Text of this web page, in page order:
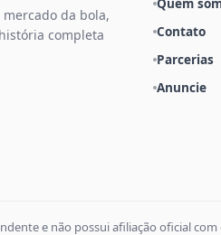
da bola,
completa
Contato
Parcerias
Anuncie
e não possui afiliação oficial com